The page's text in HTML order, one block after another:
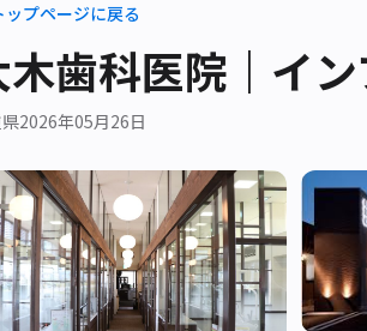
プページに戻る
木歯科医院｜イ
2026年05月26日